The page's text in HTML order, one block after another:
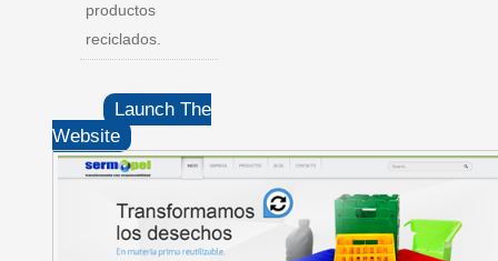
productos
reciclados.
Launch The
Website